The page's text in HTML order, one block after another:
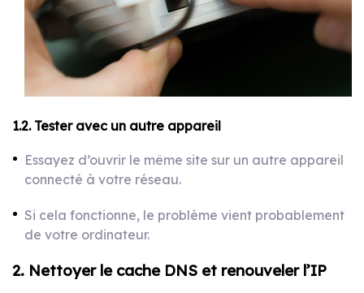
1.2. Tester avec un autre appareil
Essayez d’ouvrir le même site sur un autre appareil
connecté à votre réseau.
Si cela fonctionne, le problème vient probablement
de votre ordinateur.
2. Nettoyer le cache DNS et renouveler l’IP